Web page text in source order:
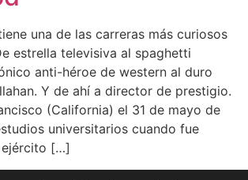
una de las carreras más curiosos
estrella televisiva al spaghetti
anti-héroe de western al duro
Y de ahí a director de prestigio.
(California) el 31 de mayo de
universitarios cuando fue
[…]